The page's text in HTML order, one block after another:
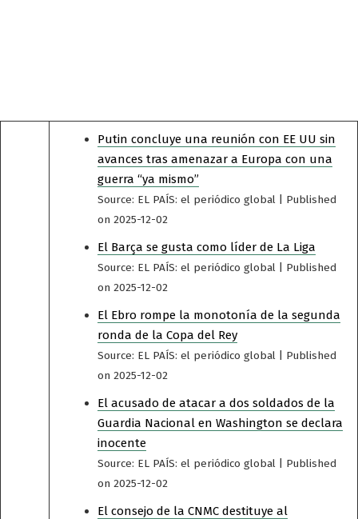
Putin concluye una reunión con EE UU sin
avances tras amenazar a Europa con una
guerra “ya mismo”
Source: EL PAÍS: el periódico global
Published
on 2025-12-02
El Barça se gusta como líder de La Liga
Source: EL PAÍS: el periódico global
Published
on 2025-12-02
El Ebro rompe la monotonía de la segunda
ronda de la Copa del Rey
Source: EL PAÍS: el periódico global
Published
on 2025-12-02
El acusado de atacar a dos soldados de la
Guardia Nacional en Washington se declara
inocente
Source: EL PAÍS: el periódico global
Published
on 2025-12-02
El consejo de la CNMC destituye al